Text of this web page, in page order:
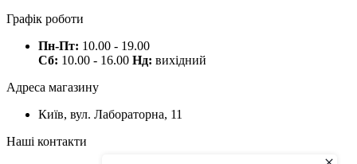
Графік роботи
Пн-Пт: 10.00 - 19.00
Сб: 10.00 - 16.00 Нд: вихідний
Адреса магазину
Київ, вул. Лабораторна, 11
Наші контакти